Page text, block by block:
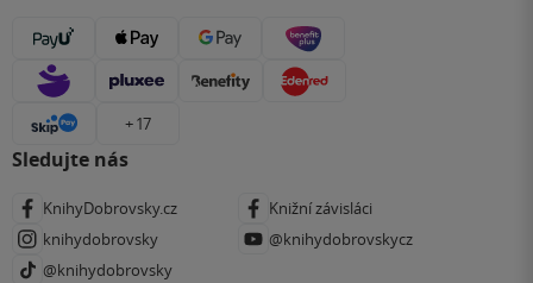
+ 17
Sledujte nás
KnihyDobrovsky.cz
Knižní závisláci
knihydobrovsky
@knihydobrovskycz
@knihydobrovsky